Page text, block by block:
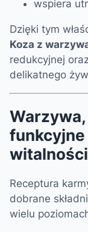
wspiera
Dzięki tym
Koza z
redukcyjnej
delikatnego
funkcyjne
witalności
Receptura
dobrane
wielu